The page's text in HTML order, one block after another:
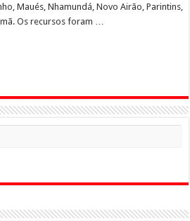
Maués, Nhamundá, Novo Airão, Parintins,
Os recursos foram …